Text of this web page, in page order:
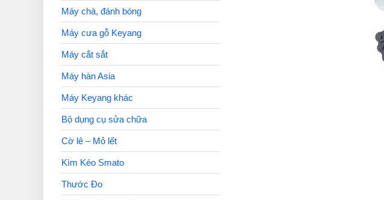
Máy chà, đánh bóng
Máy cưa gỗ Keyang
Máy cắt sắt
Máy hàn Asia
Máy Keyang khác
Bộ dụng cụ sửa chữa
Cờ lê – Mỏ lết
Kìm Kéo Smato
Thước Đo